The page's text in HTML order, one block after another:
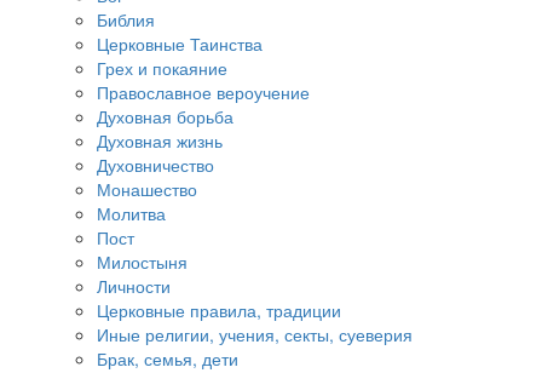
Библия
Церковные Таинства
Грех и покаяние
Православное вероучение
Духовная борьба
Духовная жизнь
Духовничество
Монашество
Молитва
Пост
Милостыня
Личности
Церковные правила, традиции
Иные религии, учения, секты, суеверия
Брак, семья, дети